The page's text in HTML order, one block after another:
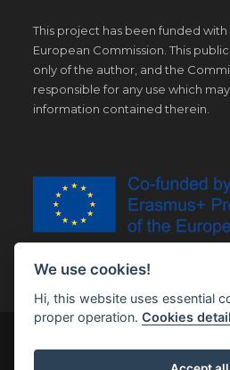
This project has been funded
European Commission. This
only of the author, and the
responsible for any use which
information contained therein.
We use cookies!
Hi, this website uses essential
proper operation.Cookies detail